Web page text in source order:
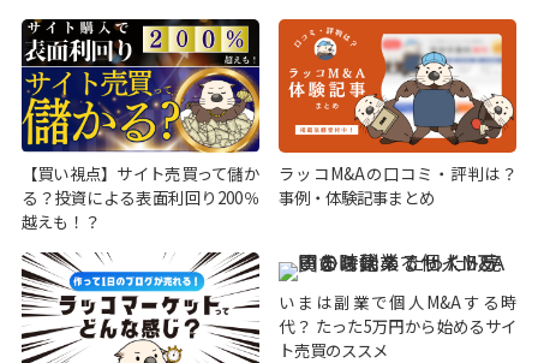
【買い視点】サイト売買って儲か
る？投資による表面利回り200％
越えも！？
ラッコM&Aの口コミ・評判は？
事例・体験記事まとめ
いまは副業で個人M&Aする時
代？ たった5万円から始めるサイ
ト売買のススメ